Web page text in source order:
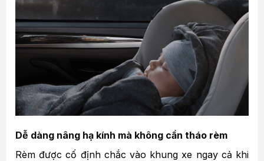
Dễ dàng nâng hạ kính mà không cần tháo rèm
Rèm được cố định chắc vào khung xe ngay cả khi